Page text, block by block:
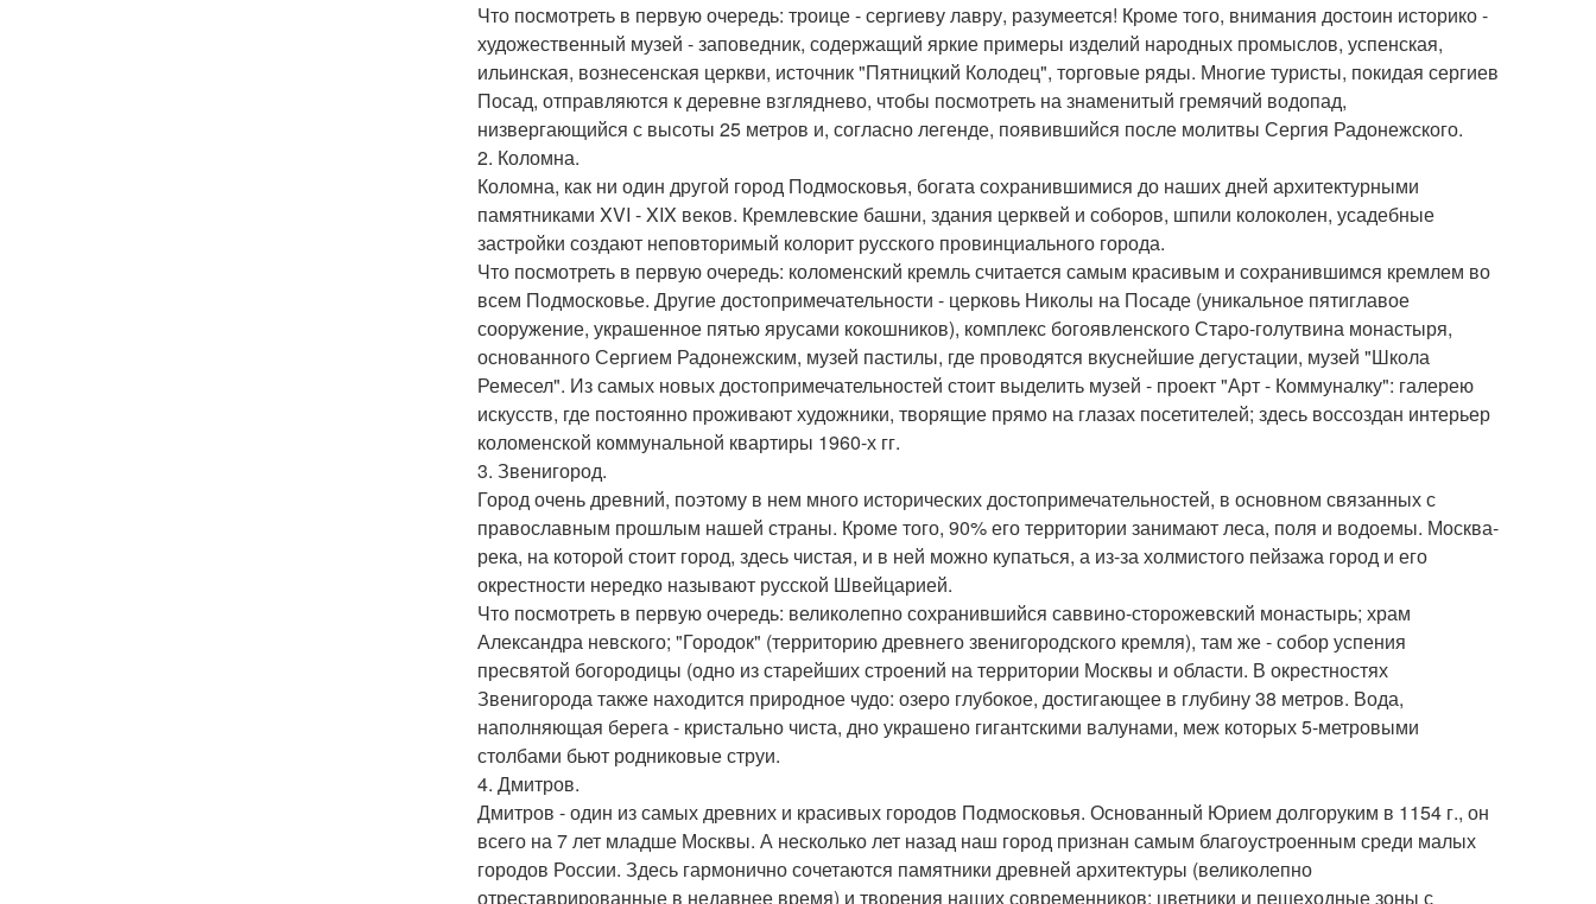
Что посмотреть в первую очередь: троице - сергиеву лавру, разумеется! Кроме того, внимания достоин историко -
художественный музей - заповедник, содержащий яркие примеры изделий народных промыслов, успенская,
ильинская, вознесенская церкви, источник "Пятницкий Колодец", торговые ряды. Многие туристы, покидая сергиев
Посад, отправляются к деревне взгляднево, чтобы посмотреть на знаменитый гремячий водопад,
низвергающийся с высоты 25 метров и, согласно легенде, появившийся после молитвы Сергия Радонежского.
2. Коломна.
Коломна, как ни один другой город Подмосковья, богата сохранившимися до наших дней архитектурными
памятниками XVI - XIX веков. Кремлевские башни, здания церквей и соборов, шпили колоколен, усадебные
застройки создают неповторимый колорит русского провинциального города.
Что посмотреть в первую очередь: коломенский кремль считается самым красивым и сохранившимся кремлем во
всем Подмосковье. Другие достопримечательности - церковь Николы на Посаде (уникальное пятиглавое
сооружение, украшенное пятью ярусами кокошников), комплекс богоявленского Старо-голутвина монастыря,
основанного Сергием Радонежским, музей пастилы, где проводятся вкуснейшие дегустации, музей "Школа
Ремесел". Из самых новых достопримечательностей стоит выделить музей - проект "Арт - Коммуналку": галерею
искусств, где постоянно проживают художники, творящие прямо на глазах посетителей; здесь воссоздан интерьер
коломенской коммунальной квартиры 1960-х гг.
3. Звенигород.
Город очень древний, поэтому в нем много исторических достопримечательностей, в основном связанных с
православным прошлым нашей страны. Кроме того, 90% его территории занимают леса, поля и водоемы. Москва-
река, на которой стоит город, здесь чистая, и в ней можно купаться, а из-за холмистого пейзажа город и его
окрестности нередко называют русской Швейцарией.
Что посмотреть в первую очередь: великолепно сохранившийся саввино-сторожевский монастырь; храм
Александра невского; "Городок" (территорию древнего звенигородского кремля), там же - собор успения
пресвятой богородицы (одно из старейших строений на территории Москвы и области. В окрестностях
Звенигорода также находится природное чудо: озеро глубокое, достигающее в глубину 38 метров. Вода,
наполняющая берега - кристально чиста, дно украшено гигантскими валунами, меж которых 5-метровыми
столбами бьют родниковые струи.
4. Дмитров.
Дмитров - один из самых древних и красивых городов Подмосковья. Основанный Юрием долгоруким в 1154 г., он
всего на 7 лет младше Москвы. А несколько лет назад наш город признан самым благоустроенным среди малых
городов России. Здесь гармонично сочетаются памятники древней архитектуры (великолепно
отреставрированные в недавнее время) и творения наших современников: цветники и пешеходные зоны с